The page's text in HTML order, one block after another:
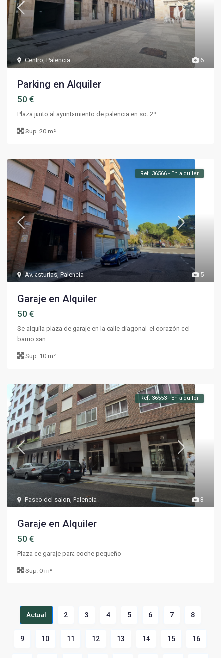
6
Centro,Palencia
Parking en Alquiler
50 €
Plaza junto al ayuntamiento de palencia en sot 2º
Sup.20 m²
5
Av. asturias,Palencia
Ref. 36566 - En alquiler
Garaje en Alquiler
50 €
Se alquila plaza de garaje en la calle diagonal, el corazón del
barrio san...
Sup. 10 m²
3
Paseo del salon,Palencia
Ref. 36553 - En alquiler
Garaje en Alquiler
50 €
Plaza de garaje para coche pequeño
Sup.0 m²
Actual 2 3 4 5 6 7 8
9 10 11 12 13 14 15 16